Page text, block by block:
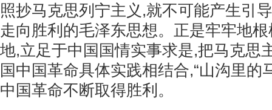
照抄马克思列宁主义,就不可能产生引
走向胜利的毛泽东思想。正是牢牢地
地,立足于中国国情实事求是,把马克思
国中国革命具体实践相结合,“山沟里的
中国革命不断取得胜利。